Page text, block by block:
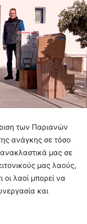
των Παριανών
ανάγκης σε τόσο
μας σε
μας λαούς,
οι λαοί μπορεί να
και